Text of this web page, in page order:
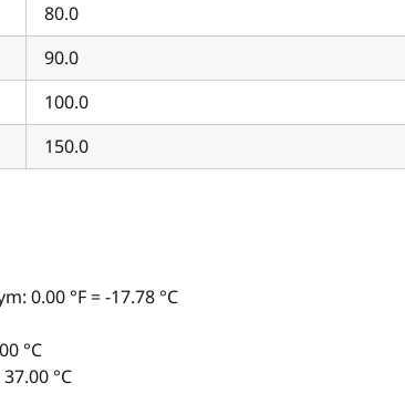
80.0
90.0
100.0
150.0
0.00 °F = -17.78 °C
°C
°C